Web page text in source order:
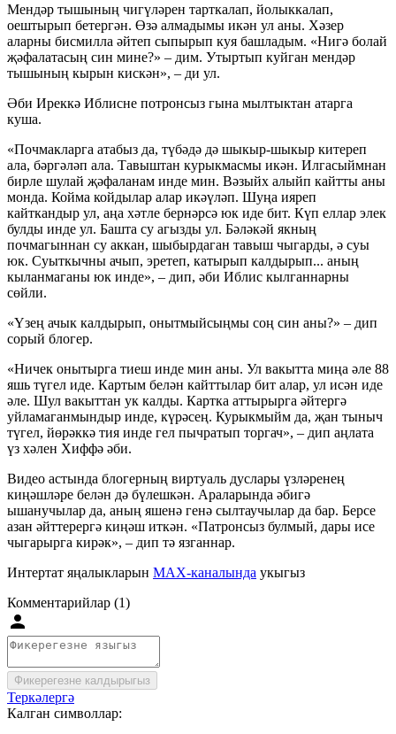
Мендәр тышының чигүләрен тарткалап, йолыккалап,
оештырып бетергән. Өзә алмадымы икән ул аны. Хәзер
аларны бисмилла әйтеп сыпырып куя башладым. «Нигә болай
җәфалатасың син мине?» – дим. Утыртып куйган мендәр
тышының кырын кискән», – ди ул.
Әби Иреккә Иблисне потронсыз гына мылтыктан атарга
куша.
«Почмакларга атабыз да, түбәдә дә шыкыр-шыкыр китереп
ала, бәргәләп ала. Тавыштан курыкмасмы икән. Илгасыймнан
бирле шулай җәфаланам инде мин. Вәзыйх алыйп кайтты аны
монда. Койма койдылар алар икәүләп. Шуңа ияреп
кайткандыр ул, аңа хәтле бернәрсә юк иде бит. Күп еллар элек
булды инде ул. Башта су агызды ул. Бәләкәй якның
почмагыннан су аккан, шыбырдаган тавыш чыгарды, ә суы
юк. Суыткычны ачып, эретеп, катырып калдырып... аның
кыланмаганы юк инде», – дип, әби Иблис кылганнарны
сөйли.
«Үзең ачык калдырып, онытмыйсыңмы соң син аны?» – дип
сорый блогер.
«Ничек онытырга тиеш инде мин аны. Ул вакытта миңа әле 88
яшь түгел иде. Картым белән кайттылар бит алар, ул исән иде
әле. Шул вакыттан ук калды. Картка аттырырга әйтергә
уйламаганмындыр инде, күрәсең. Курыкмыйм да, җан тыныч
түгел, йөрәккә тия инде гел пычратып торгач», – дип аңлата
үз хәлен Хиффә әби.
Видео астында блогерның виртуаль дуслары үзләренең
киңәшләре белән дә бүлешкән. Араларында әбигә
ышанучылар да, аның яшенә генә сылтаучылар да бар. Берсе
азан әйттерергә киңәш иткән. «Патронсыз булмый, дары исе
чыгарырга кирәк», – дип тә язганнар.
Интертат яңалыкларын MAX-каналында укыгыз
Комментарийлар (1)
Фикерегезне калдырыгыз
Теркәлергә
Калган символлар: